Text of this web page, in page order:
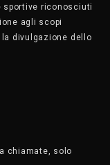
sportive riconosciuti
agli scopi
divulgazione dello
chiamate, solo